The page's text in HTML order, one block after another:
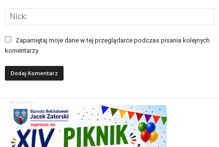
Zapamiętaj moje dane w tej przeglądarce podczas pisania kolejnych
komentarzy.
REKLAMA